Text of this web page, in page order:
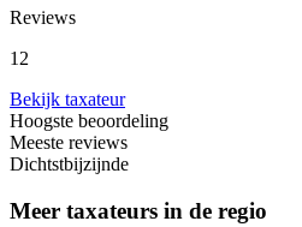
Reviews
12
Bekijk taxateur
Hoogste beoordeling
Meeste reviews
Dichtstbijzijnde
Meer taxateurs in de regio